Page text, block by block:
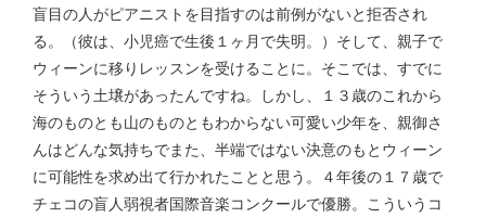
盲目の人がピアニストを目指すのは前例がないと拒否され
る。（彼は、小児癌で生後１ヶ月で失明。）そして、親子で
ウィーンに移りレッスンを受けることに。そこでは、すでに
そういう土壌があったんですね。しかし、１３歳のこれから
海のものとも山のものともわからない可愛い少年を、親御さ
んはどんな気持ちでまた、半端ではない決意のもとウィーン
に可能性を求め出て行かれたことと思う。４年後の１７歳で
チェコの盲人弱視者国際音楽コンクールで優勝。こういうコ